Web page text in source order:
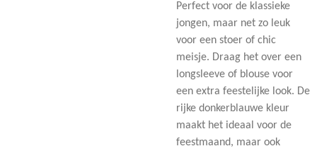
Perfect voor de klassieke
jongen, maar net zo leuk
voor een stoer of chic
meisje. Draag het over een
longsleeve of blouse voor
een extra feestelijke look. De
rijke donkerblauwe kleur
maakt het ideaal voor de
feestmaand, maar ook